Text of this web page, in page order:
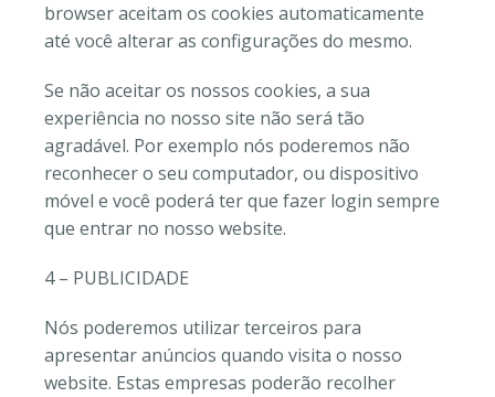
browser aceitam os cookies automaticamente
até você alterar as configurações do mesmo.
Se não aceitar os nossos cookies, a sua
experiência no nosso site não será tão
agradável. Por exemplo nós poderemos não
reconhecer o seu computador, ou dispositivo
móvel e você poderá ter que fazer login sempre
que entrar no nosso website.
4 – PUBLICIDADE
Nós poderemos utilizar terceiros para
apresentar anúncios quando visita o nosso
website. Estas empresas poderão recolher